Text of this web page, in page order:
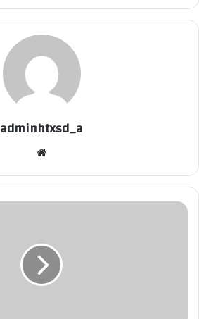
adminhtxsd_a
دينا